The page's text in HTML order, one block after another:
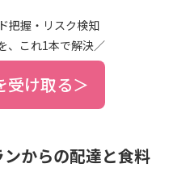
把握・リスク検知
、これ1本で解決／
受け取る＞
からの配達と食料